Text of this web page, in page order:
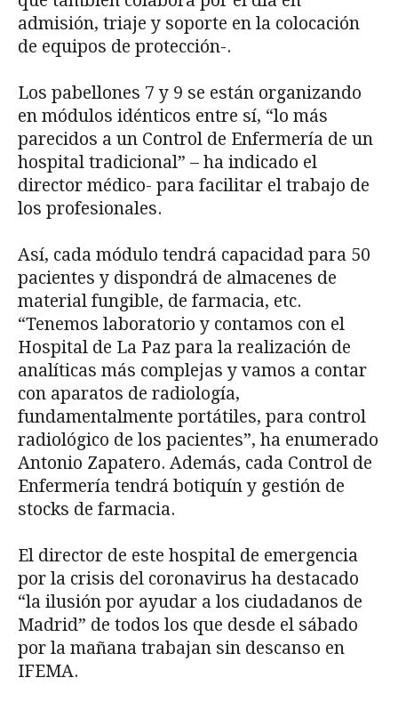
admisión, triaje y soporte en la colocación
de equipos de protección-.
Los pabellones 7 y 9 se están organizando
en módulos idénticos entre sí, “lo más
parecidos a un Control de Enfermería de un
hospital tradicional” – ha indicado el
director médico- para facilitar el trabajo de
los profesionales.
Así, cada módulo tendrá capacidad para 50
pacientes y dispondrá de almacenes de
material fungible, de farmacia, etc.
“Tenemos laboratorio y contamos con el
Hospital de La Paz para la realización de
analíticas más complejas y vamos a contar
con aparatos de radiología,
fundamentalmente portátiles, para control
radiológico de los pacientes”, ha enumerado
Antonio Zapatero. Además, cada Control de
Enfermería tendrá botiquín y gestión de
stocks de farmacia.
El director de este hospital de emergencia
por la crisis del coronavirus ha destacado
“la ilusión por ayudar a los ciudadanos de
Madrid” de todos los que desde el sábado
por la mañana trabajan sin descanso en
IFEMA.